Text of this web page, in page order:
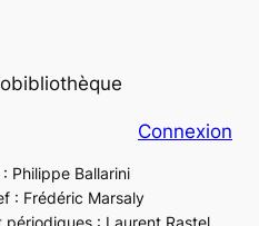
Connexion
Philippe Ballarini
: Frédéric Marsaly